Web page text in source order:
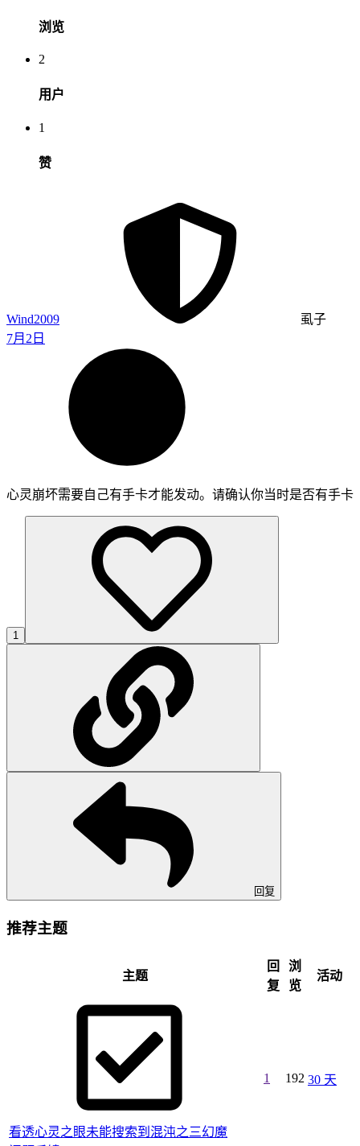
浏览
2
用户
1
赞
Wind2009
虱子
7月2日
心灵崩坏需要自己有手卡才能发动。请确认你当时是否有手卡
1
回复
推荐主题
主题
回
复
浏
览
活动
看透心灵之眼未能搜索到混沌之三幻魔
1 192 30 天